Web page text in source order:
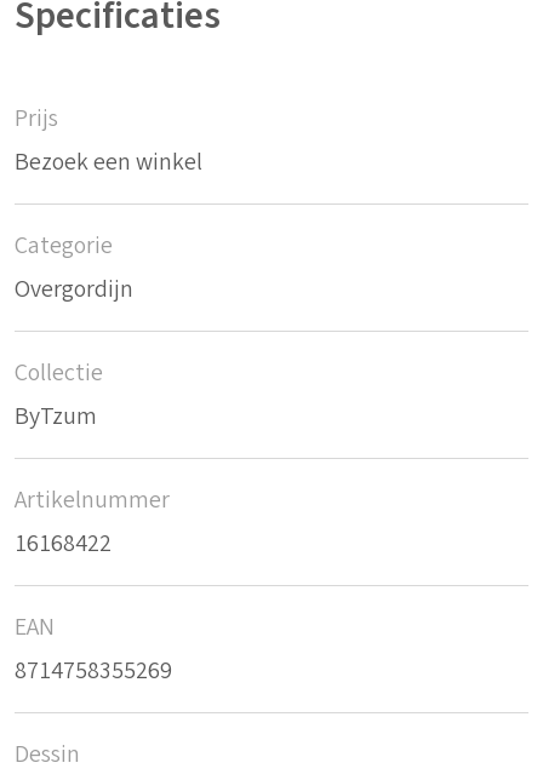
Specificaties
Prijs
Bezoek een winkel
Categorie
Overgordijn
Collectie
ByTzum
Artikelnummer
16168422
EAN
8714758355269
Dessin